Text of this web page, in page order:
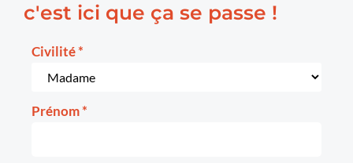
c'est ici que ça se passe !
Civilité*
Prénom*